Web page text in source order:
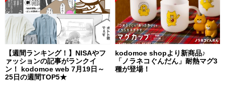
【週間ランキング！】NISAやフ
ァッションの記事がランクイ
ン！ kodomoe web 7月19日～
25日の週間TOP5★
kodomoe shopより新商品♪
「ノラネコぐんだん」耐熱マグ3
種が登場！